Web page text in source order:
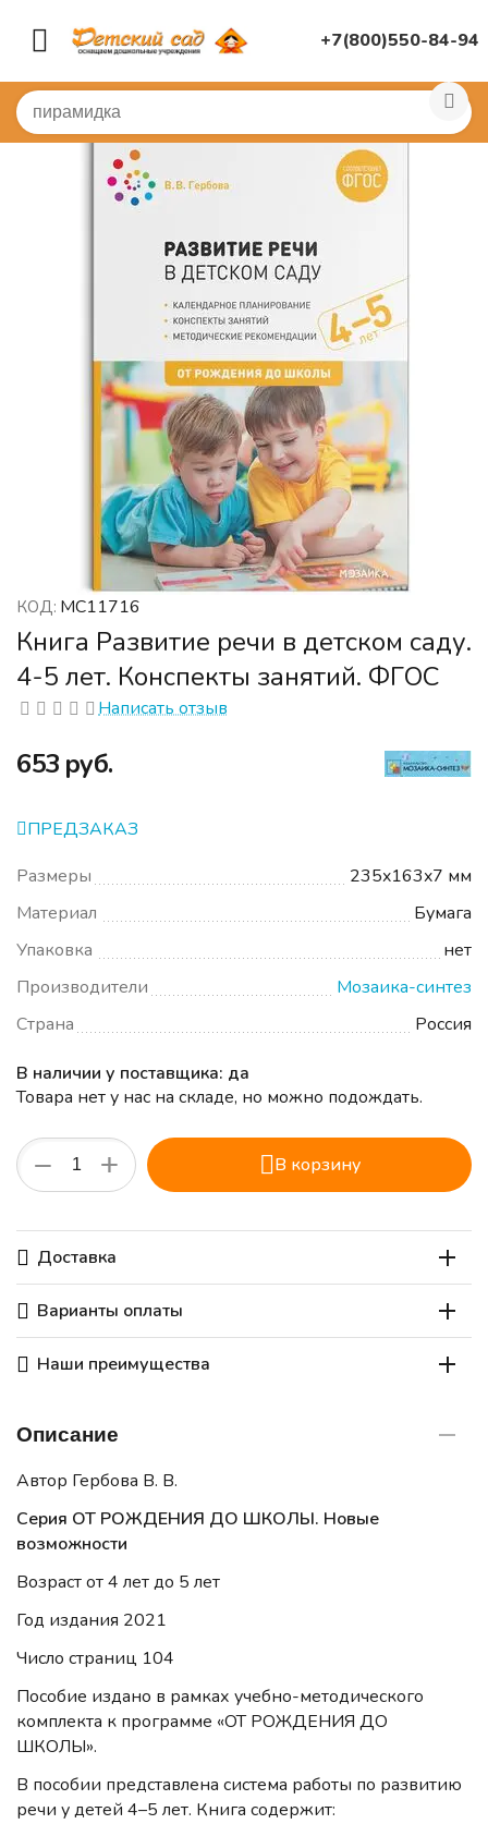
+7(800)550-84-94
Главная / КНИГИ, НАГЛЯДНАЯ ДИДАКТИКА Книги
КОД: МС11716
Книга Развитие речи в детском саду.
4-5 лет. Конспекты занятий. ФГОС
Написать отзыв
‍653‍ руб.
ПРЕДЗАКАЗ
Размеры
235x163x7 мм
Материал
Бумага
Упаковка
нет
Производители
Мозаика-синтез
Страна
Россия
В наличии у поставщика: да
Товара нет у нас на складе, но можно подождать.
+
− В корзину
Доставка
Варианты оплаты
Наши преимущества
Описание
Автор Гербова В. В.
Серия ОТ РОЖДЕНИЯ ДО ШКОЛЫ. Новые
возможности
Возраст от 4 лет до 5 лет
Год издания 2021
Число страниц 104
Пособие издано в рамках учебно-методического
комплекта к программе «ОТ РОЖДЕНИЯ ДО
ШКОЛЫ».
В пособии представлена система работы по развитию
речи у детей 4–5 лет. Книга содержит: